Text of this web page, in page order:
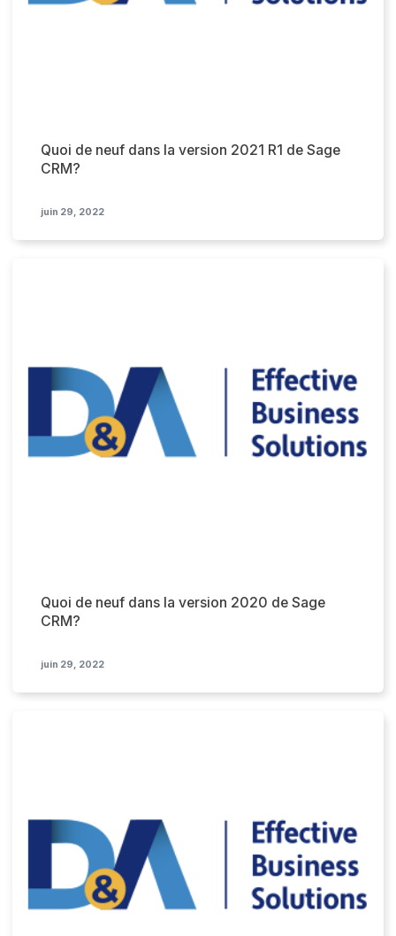
Quoi de neuf dans la version 2021 R1 de Sage
CRM?
juin 29, 2022
Quoi de neuf dans la version 2020 de Sage
CRM?
juin 29, 2022